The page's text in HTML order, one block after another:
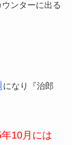
ンターに出る
になり『治郎
10月には